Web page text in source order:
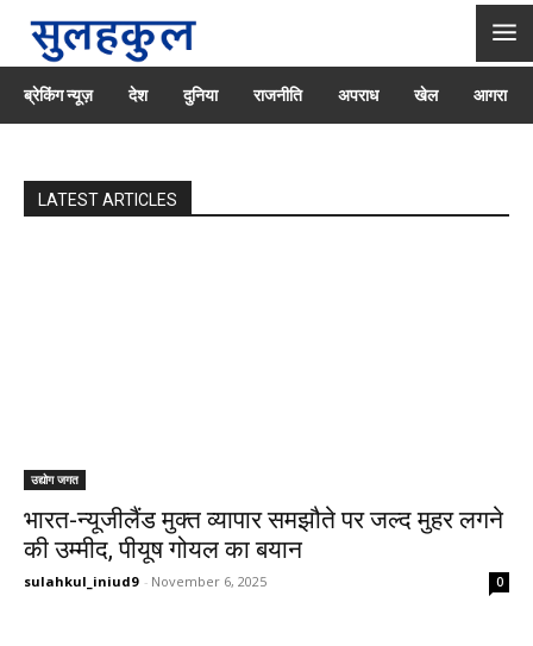
ब्रेकिंग न्यूज़ देश दुनिया राजनीति अपराध खेल आगरा
LATEST ARTICLES
उद्योग जगत
भारत-न्यूजीलैंड मुक्त व्यापार समझौते पर जल्द मुहर लगने
की उम्मीद, पीयूष गोयल का बयान
sulahkul_iniud9 - November 6, 2025 0